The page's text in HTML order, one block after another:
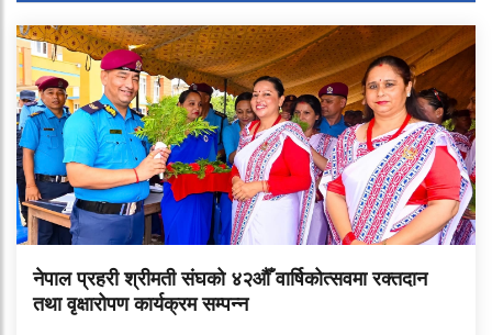
नेपाल प्रहरी श्रीमती संघको ४२औँ वार्षिकोत्सवमा रक्तदान
तथा वृक्षारोपण कार्यक्रम सम्पन्न